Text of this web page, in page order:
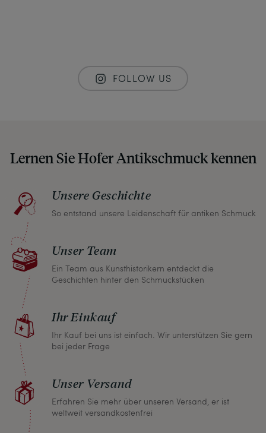
FOLLOW US
Lernen Sie Hofer Antikschmuck kennen
Unsere Geschichte
So entstand unsere Leidenschaft für antiken Schmuck
Unser Team
Ein Team aus Kunsthistorikern entdeckt die
Geschichten hinter den Schmuckstücken
Ihr Einkauf
Ihr Kauf bei uns ist einfach. Wir unterstützen Sie gern
bei jeder Frage
Unser Versand
Erfahren Sie mehr über unseren Versand, er ist
weltweit versandkostenfrei